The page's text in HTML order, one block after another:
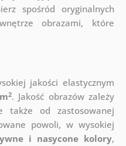
spośród oryginalnych
obrazami, które
jakości elastycznym
2. Jakość obrazów zależy
także od zastosowanej
powoli, w wysokiej
i nasycone kolory,